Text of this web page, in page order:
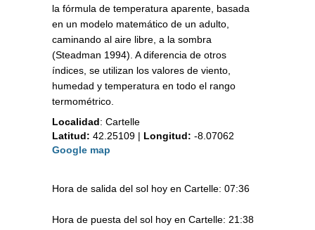
la fórmula de temperatura aparente, basada
en un modelo matemático de un adulto,
caminando al aire libre, a la sombra
(Steadman 1994). A diferencia de otros
índices, se utilizan los valores de viento,
humedad y temperatura en todo el rango
termométrico.
Localidad: Cartelle
Latitud: 42.25109 | Longitud: -8.07062
Google map
Hora de salida del sol hoy en Cartelle: 07:36
Hora de puesta del sol hoy en Cartelle: 21:38